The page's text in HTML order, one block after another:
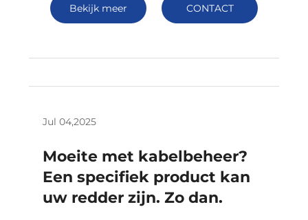
Bekijk meer CONTACT
Jul 04,2025
Moeite met kabelbeheer?
Een specifiek product kan
uw redder zijn. Zo dan.